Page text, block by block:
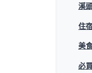
溪
住
美
必